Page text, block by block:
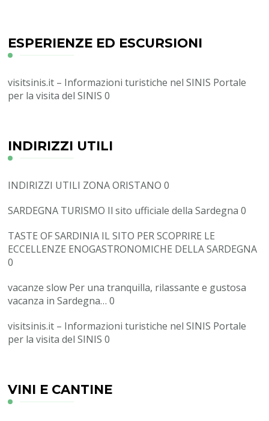
ESPERIENZE ED ESCURSIONI
visitsinis.it – Informazioni turistiche nel SINIS Portale
per la visita del SINIS 0
INDIRIZZI UTILI
INDIRIZZI UTILI ZONA ORISTANO 0
SARDEGNA TURISMO Il sito ufficiale della Sardegna 0
TASTE OF SARDINIA IL SITO PER SCOPRIRE LE
ECCELLENZE ENOGASTRONOMICHE DELLA SARDEGNA
0
vacanze slow Per una tranquilla, rilassante e gustosa
vacanza in Sardegna… 0
visitsinis.it – Informazioni turistiche nel SINIS Portale
per la visita del SINIS 0
VINI E CANTINE